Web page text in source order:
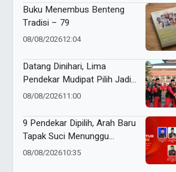
Buku Menembus Benteng
Tradisi – 79
08/08/202612:04
Datang Dinihari, Lima
Pendekar Mudipat Pilih Jadi
Saksi Sejarah Muktamar XVI
08/08/202611:00
9 Pendekar Dipilih, Arah Baru
Tapak Suci Menunggu
Keputusan Formatur
08/08/202610:35